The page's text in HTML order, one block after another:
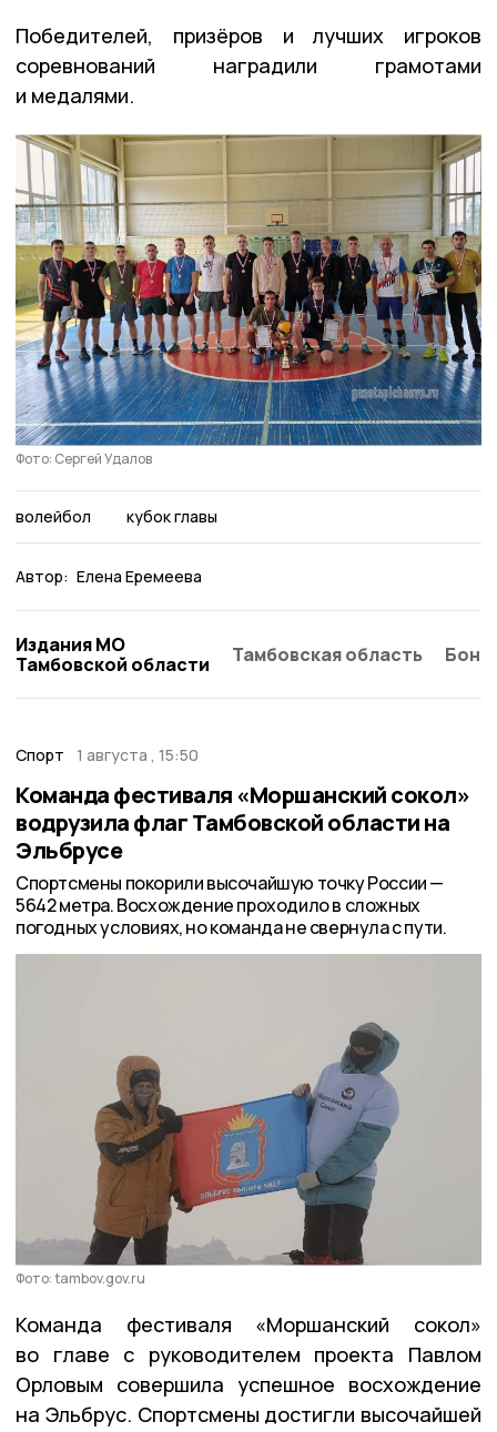
Победителей, призёров и лучших игроков
соревнований наградили грамотами
и медалями.
Фото: Сергей Удалов
волейбол кубок главы
Автор: Елена Еремеева
Издания МО
Тамбовской области
Тамбовская область
Спорт 1 августа , 15:50
Команда фестиваля «Моршанский сокол»
водрузила флаг Тамбовской области на
Эльбрусе
Спортсмены покорили высочайшую точку России —
5642 метра. Восхождение проходило в сложных
погодных условиях, но команда не свернула с пути.
Фото: tambov.gov.ru
Команда фестиваля «Моршанский сокол»
во главе с руководителем проекта Павлом
Орловым совершила успешное восхождение
на Эльбрус. Спортсмены достигли высочайшей